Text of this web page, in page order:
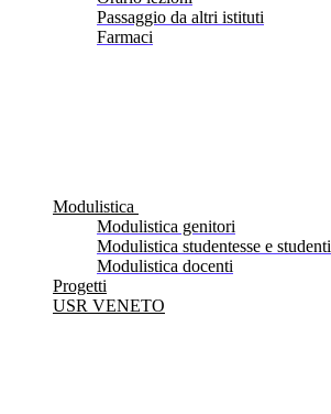
Passaggio da altri istituti
Farmaci
Modulistica
Modulistica genitori
Modulistica studentesse e studenti
Modulistica docenti
Progetti
USR VENETO